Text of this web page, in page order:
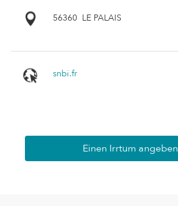
56360 LE PALAIS
snbi.fr
Einen Irrtum angeben